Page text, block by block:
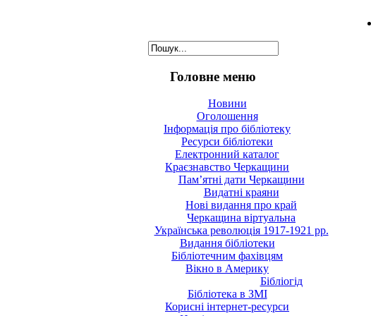
Головне меню
Новини
Оголошення
Інформація про бібліотеку
Ресурси бібліотеки
Електронний каталог
Краєзнавство Черкащини
Пам’ятні дати Черкащини
Видатні краяни
Нові видання про край
Черкащина віртуальна
Українська революція 1917-1921 рр.
Видання бібліотеки
Бібліотечним фахівцям
Вікно в Америку
Бібліогід
Бібліотека в ЗМІ
Корисні інтернет-ресурси